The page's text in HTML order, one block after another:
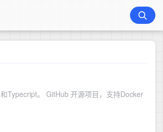
Typecript。 GitHub 开源项目，支持Docker